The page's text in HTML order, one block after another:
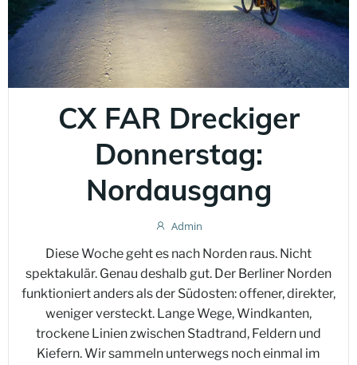
CX FAR Dreckiger
Donnerstag:
Nordausgang
Admin
Diese Woche geht es nach Norden raus. Nicht
spektakulär. Genau deshalb gut. Der Berliner Norden
funktioniert anders als der Südosten: offener, direkter,
weniger versteckt. Lange Wege, Windkanten,
trockene Linien zwischen Stadtrand, Feldern und
Kiefern. Wir sammeln unterwegs noch einmal im